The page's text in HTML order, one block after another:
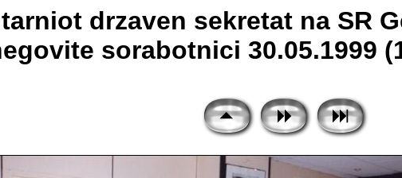
drzaven sekretat na SR
sorabotnici 30.05.1999